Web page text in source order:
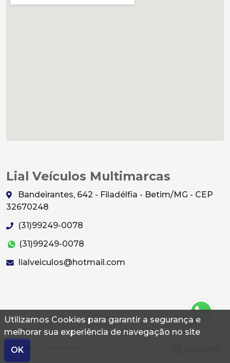
Utilizamos Cookies para garantir a segurança e
melhorar sua experiência de navegação no site
OK
Lial Veículos Multimarcas
Bandeirantes, 642 - Filadélfia - Betim/MG - CEP
32670248
(31)99249-0078
(31)99249-0078
lialveiculos@hotmail.com
© 2026 Autoconf. Todos os direitos reservados.
Termos